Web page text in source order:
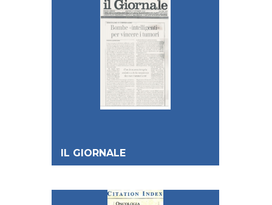
IL GIORNALE